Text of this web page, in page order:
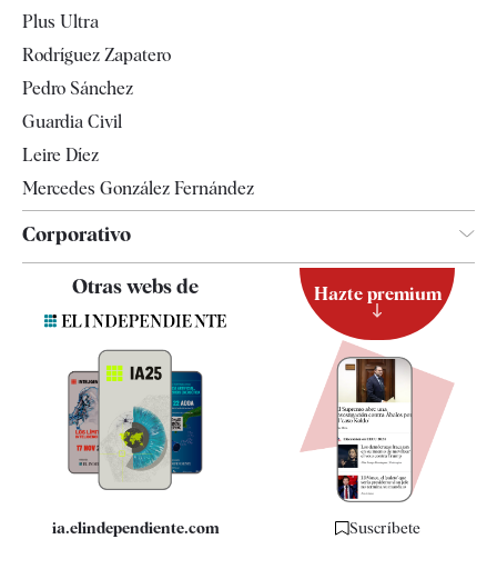
Televisión
Plus Ultra
Rodríguez Zapatero
Pedro Sánchez
Guardia Civil
Leire Díez
Mercedes González Fernández
Corporativo
Quiénes somos
Especificaciones
Otras webs de
ia.elindependiente.com
Hazte premium
Suscríbete